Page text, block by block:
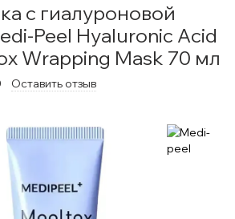
с гиалуроновой
Peel Hyaluronic Acid
Wrapping Mask 70 мл
Оставить отзыв